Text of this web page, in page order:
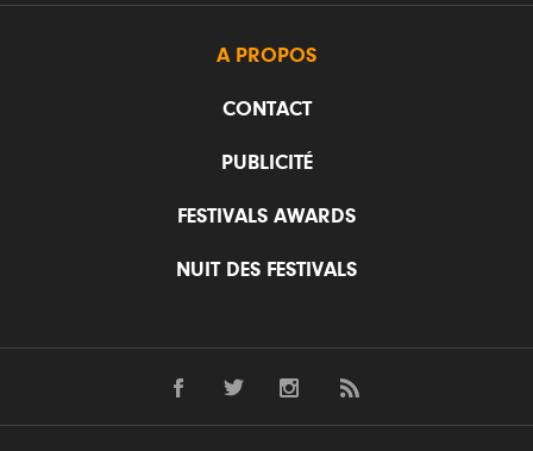
A PROPOS
CONTACT
PUBLICITÉ
FESTIVALS AWARDS
NUIT DES FESTIVALS